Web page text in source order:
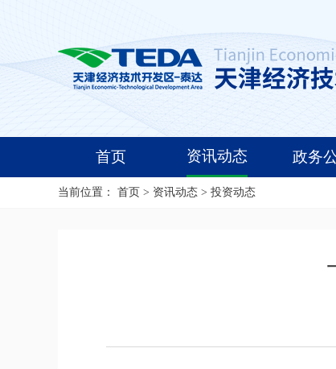
首页 资讯动态 政务
当前位置： 首页 > 资讯动态 > 投资动态